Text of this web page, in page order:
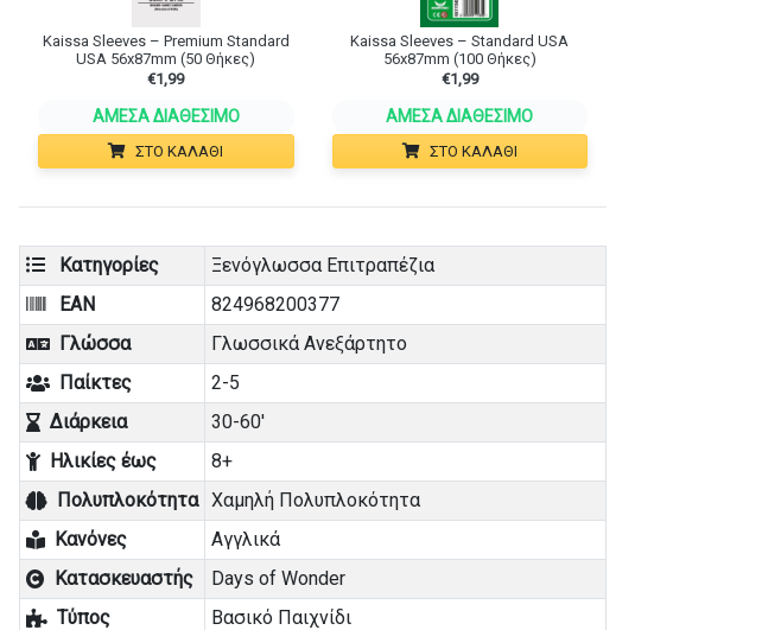
Kaissa Sleeves – Premium Standard
USA 56x87mm (50 Θήκες)
€1,99
ΆΜΕΣΑ ΔΙΑΘΈΣΙΜΟ
ΣΤΟ ΚΑΛΆΘΙ
Kaissa Sleeves – Standard USA
56x87mm (100 Θήκες)
€1,99
ΆΜΕΣΑ ΔΙΑΘΈΣΙΜΟ
ΣΤΟ ΚΑΛΆΘΙ
Κατηγορίες
Ξενόγλωσσα Επιτραπέζια
EAN
824968200377
Γλώσσα
Γλωσσικά Ανεξάρτητο
Παίκτες
2-5
Διάρκεια
30-60'
Ηλικίες έως
8+
Πολυπλοκότητα Χαμηλή Πολυπλοκότητα
Κανόνες
Αγγλικά
Κατασκευαστής
Days of Wonder
Τύπος
Βασικό Παιχνίδι